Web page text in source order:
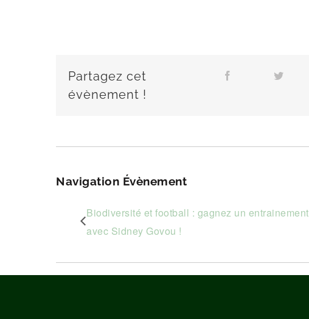
Partagez cet
évènement !
Facebook
Navigation Évènement
Biodiversité et football : gagnez un entrainement
avec Sidney Govou !